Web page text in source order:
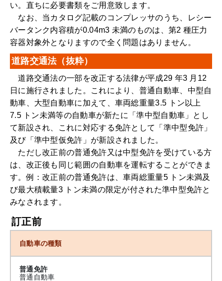
い。直ちに必要書類をご用意致します。
なお、当カタログ記載のコンプレッサのうち、レシー
バータンク内容積が0.04m3 未満のものは、第2 種圧力
容器対象外となりますので全く問題はありません。
道路交通法（抜粋）
道路交通法の一部を改正する法律が平成29 年3 月12
日に施行されました。これにより、普通自動車、中型自
動車、大型自動車に加えて、車両総重量3.5 トン以上
7.5 トン未満等の自動車が新たに「準中型自動車」とし
て新設され、これに対応する免許として「準中型免許」
及び「準中型仮免許」が新設されました。
ただし改正前の普通免許又は中型免許を受けている方
は、改正後も同じ範囲の自動車を運転することができま
す。例：改正前の普通免許は、車両総重量5 トン未満及
び最大積載量3 トン未満の限定が付された準中型免許と
みなされます。
訂正前
自動車の種類
普通免許
普通自動車